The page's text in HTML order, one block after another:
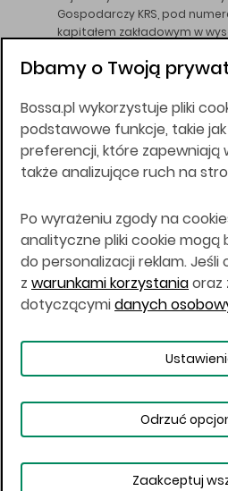
Gospodarczy KRS, pod
kapitałem zakładowym w
DM BOŚ działa na podstawie
Wszelkie informacje na
informacje o produktach
kierowane do osób
zamieszkania lub pobytu w
Japonii, ani w dowolnej innej
taki materiał byłby
których zgodne z prawem
inwestycyjnych nie jest
jest możliwe złożenie oferty.
w danej jurysdykcji określają,
nabycie poszczególnych
Copyright © 2026 BOŚ |
Warunki korzystania
Dane
Dbamy o Twoją
Bossa.pl wykorzystuje pliki
podstawowe funkcje, takie
preferencji, które zapewniają
także analizujące ruch na
Po wyrażeniu zgody na
analityczne pliki cookie
do personalizacji reklam. Jeśli
z warunkami korzystaniaoraz
dotyczącymidanych
Odrzuć
Zaakceptuj